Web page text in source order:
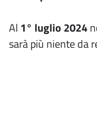
Al 1° luglio 2024
sarà più niente da